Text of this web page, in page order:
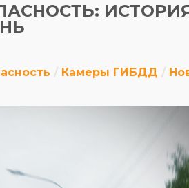
Камеры ГИБДД